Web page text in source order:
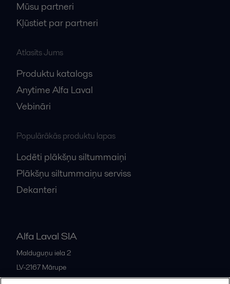
Mūsu partneri
Kļūstiet par partneri
Atlasīts Jums
Produktu katalogs
Anytime Alfa Laval
Vebināri
Populārākās produktu lapas
Lodēti plākšņu siltummaiņi
Plākšņu siltummaiņu serviss
Dekanteri
Alfa Laval SIA
Malduguņu iela 2
LV-2167 Mārupe
Latvia